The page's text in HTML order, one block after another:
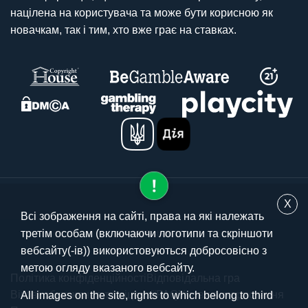
націлена на користувача та може бути корисною як
новачкам, так і тим, хто вже грає на ставках.
© 2025 stavki.ua
Вікові обмеження та ліцензіїFAQУмови використання
X
Всі зображення на сайті, права на які належать
третім особам (включаючи логотипи та скріншоти
вебсайту(-ів)) використовуються добросовісно з
метою огляду вказаного вебсайту.
All images on the site, rights to which belong to third